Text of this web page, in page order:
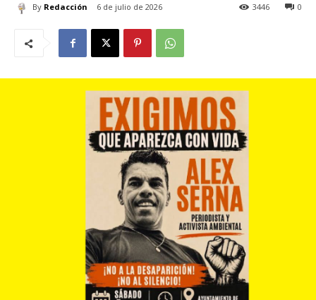
By Redacción 6 de julio de 2026 0
3446